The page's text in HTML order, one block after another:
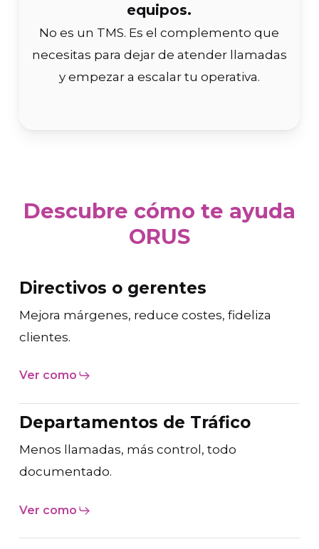
equipos.
No es un TMS. Es el complemento que
necesitas para dejar de atender llamadas
y empezar a escalar tu operativa.
Descubre cómo te ayuda
ORUS
Directivos o gerentes
Mejora márgenes, reduce costes, fideliza
clientes.
Ver como
Departamentos de Tráfico
Menos llamadas, más control, todo
documentado.
Ver como